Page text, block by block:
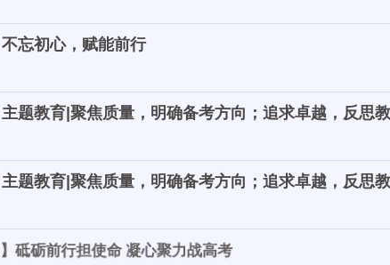
不忘初心，赋能前行
主题教育|聚焦质量，明确备考方向；追求卓越，反思
主题教育|聚焦质量，明确备考方向；追求卓越，反思
砥砺前行担使命 凝心聚力战高考